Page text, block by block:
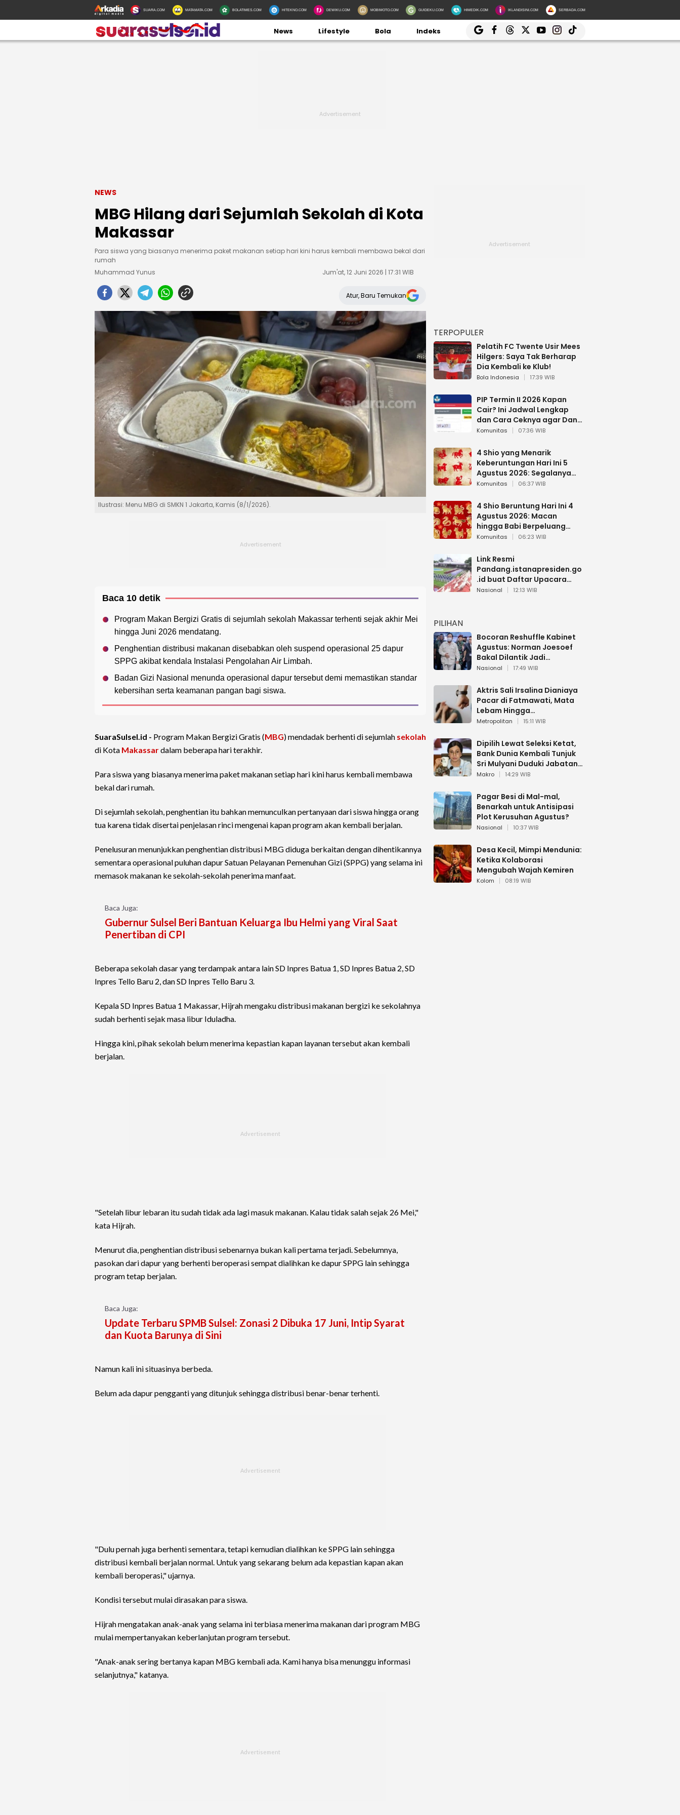
SUARA.COM MATAMATA.COM BOLATIMES.COM HITEKNO.COM DEWIKU.COM MOBIMOTO.COM GUIDEKU.COM HIMEDIK.COM IKLANDISINI.COM SERBADA.COM
News Lifestyle Bola Indeks
NEWS
MBG Hilang dari Sejumlah Sekolah di Kota
Makassar
Para siswa yang biasanya menerima paket makanan setiap hari kini harus kembali membawa bekal dari
rumah
Muhammad Yunus
Jum'at, 12 Juni 2026 | 17:31 WIB
Atur, Baru Temukan
Ilustrasi: Menu MBG di SMKN 1 Jakarta, Kamis (8/1/2026).
Baca 10 detik
Program Makan Bergizi Gratis di sejumlah sekolah Makassar terhenti sejak akhir Mei
hingga Juni 2026 mendatang.
Penghentian distribusi makanan disebabkan oleh suspend operasional 25 dapur
SPPG akibat kendala Instalasi Pengolahan Air Limbah.
Badan Gizi Nasional menunda operasional dapur tersebut demi memastikan standar
kebersihan serta keamanan pangan bagi siswa.
SuaraSulsel.id - Program Makan Bergizi Gratis (MBG) mendadak berhenti di sejumlah sekolah
di Kota Makassardalam beberapa hari terakhir.
Para siswa yang biasanya menerima paket makanan setiap hari kini harus kembali membawa
bekal dari rumah.
Di sejumlah sekolah, penghentian itu bahkan memunculkan pertanyaan dari siswa hingga orang
tua karena tidak disertai penjelasan rinci mengenai kapan program akan kembali berjalan.
Penelusuran menunjukkan penghentian distribusi MBG diduga berkaitan dengan dihentikannya
sementara operasional puluhan dapur Satuan Pelayanan Pemenuhan Gizi (SPPG) yang selama ini
memasok makanan ke sekolah-sekolah penerima manfaat.
Baca Juga:
Gubernur Sulsel Beri Bantuan Keluarga Ibu Helmi yang Viral Saat
Penertiban di CPI
Beberapa sekolah dasar yang terdampak antara lain SD Inpres Batua 1, SD Inpres Batua 2, SD
Inpres Tello Baru 2, dan SD Inpres Tello Baru 3.
Kepala SD Inpres Batua 1 Makassar, Hijrah mengaku distribusi makanan bergizi ke sekolahnya
sudah berhenti sejak masa libur Iduladha.
Hingga kini, pihak sekolah belum menerima kepastian kapan layanan tersebut akan kembali
berjalan.
"Setelah libur lebaran itu sudah tidak ada lagi masuk makanan. Kalau tidak salah sejak 26 Mei,"
kata Hijrah.
Menurut dia, penghentian distribusi sebenarnya bukan kali pertama terjadi. Sebelumnya,
pasokan dari dapur yang berhenti beroperasi sempat dialihkan ke dapur SPPG lain sehingga
program tetap berjalan.
Baca Juga:
Update Terbaru SPMB Sulsel: Zonasi 2 Dibuka 17 Juni, Intip Syarat
dan Kuota Barunya di Sini
Namun kali ini situasinya berbeda.
Belum ada dapur pengganti yang ditunjuk sehingga distribusi benar-benar terhenti.
"Dulu pernah juga berhenti sementara, tetapi kemudian dialihkan ke SPPG lain sehingga
distribusi kembali berjalan normal. Untuk yang sekarang belum ada kepastian kapan akan
kembali beroperasi," ujarnya.
Kondisi tersebut mulai dirasakan para siswa.
Hijrah mengatakan anak-anak yang selama ini terbiasa menerima makanan dari program MBG
mulai mempertanyakan keberlanjutan program tersebut.
"Anak-anak sering bertanya kapan MBG kembali ada. Kami hanya bisa menunggu informasi
selanjutnya," katanya.
TERPOPULER
Pelatih FC Twente Usir Mees
Hilgers: Saya Tak Berharap
Dia Kembali ke Klub!
Bola Indonesia 17:39 WIB
PIP Termin II 2026 Kapan
Cair? Ini Jadwal Lengkap
dan Cara Ceknya agar Dana
Tidak Hangus!
Komunitas 07:36 WIB
4 Shio yang Menarik
Keberuntungan Hari Ini 5
Agustus 2026: Segalanya
Berjalan Lancar
Komunitas 06:37 WIB
4 Shio Beruntung Hari Ini 4
Agustus 2026: Macan
hingga Babi Berpeluang
Dapat Kabar Baik
Komunitas 06:23 WIB
Link Resmi
Pandang.istanapresiden.go
.id buat Daftar Upacara
Bendera HUT RI di Istana
Nasional 12:13 WIB
PILIHAN
Bocoran Reshuffle Kabinet
Agustus: Norman Joesoef
Bakal Dilantik Jadi
Wamenhan RI
Nasional 17:49 WIB
Aktris Sali Irsalina Dianiaya
Pacar di Fatmawati, Mata
Lebam Hingga
Diselamatkan Polantas
Metropolitan 15:11 WIB
Dipilih Lewat Seleksi Ketat,
Bank Dunia Kembali Tunjuk
Sri Mulyani Duduki Jabatan
Strategis
Makro 14:29 WIB
Pagar Besi di Mal-mal,
Benarkah untuk Antisipasi
Plot Kerusuhan Agustus?
Nasional 10:37 WIB
Desa Kecil, Mimpi Mendunia:
Ketika Kolaborasi
Mengubah Wajah Kemiren
Kolom 08:19 WIB